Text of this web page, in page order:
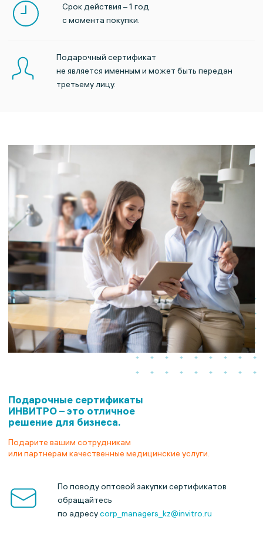
Срок действия – 1 год
с момента покупки.
Подарочный сертификат
не является именным и может быть передан
третьему лицу.
Подарочные сертификаты
ИНВИТРО –это отличное
решение для бизнеса.
Подарите вашим сотрудникам
или партнерам качественные медицинские услуги.
По поводу оптовой закупки сертификатов
обращайтесь
по адресуcorp_managers_kz@invitro.ru